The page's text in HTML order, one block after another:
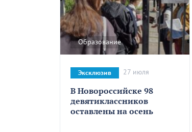
Образование
В Новороссийске 98
девятиклассников
оставлены на осень
Эксклюзив 27 июля